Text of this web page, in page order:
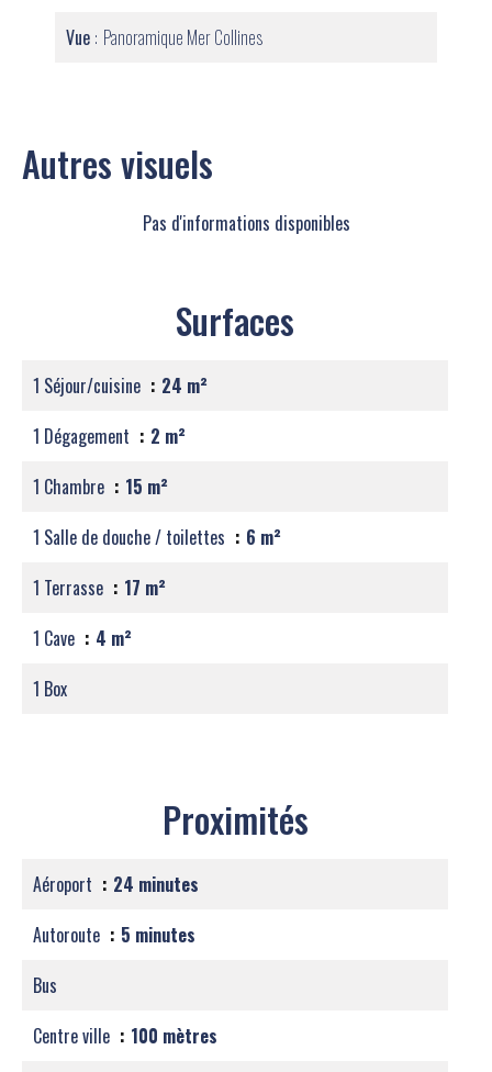
Vue Panoramique Mer Collines
Autres visuels
Pas d'informations disponibles
Surfaces
1 Séjour/cuisine
24 m²
1 Dégagement
2 m²
1 Chambre
15 m²
1 Salle de douche / toilettes
6 m²
1 Terrasse
17 m²
1 Cave
4 m²
1 Box
Proximités
Aéroport
24 minutes
Autoroute
5 minutes
Bus
Centre ville
100 mètres